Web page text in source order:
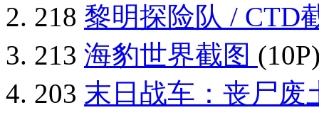
218 黎明探险队 / CTD
213 海豹世界截图
203 末日战车：丧尸